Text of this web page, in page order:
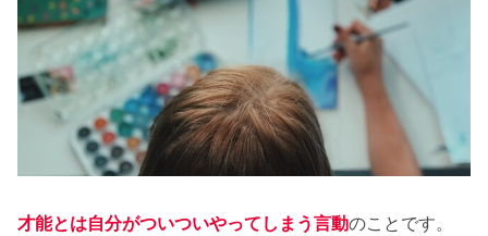
才能とは自分がついついやってしまう言動のことです。